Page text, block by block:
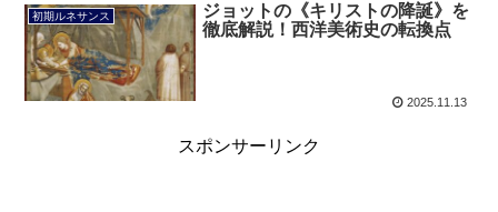
初期ルネサンス
ジョットの《キリストの降誕》を
徹底解説！西洋美術史の転換点
2025.11.13
スポンサーリンク